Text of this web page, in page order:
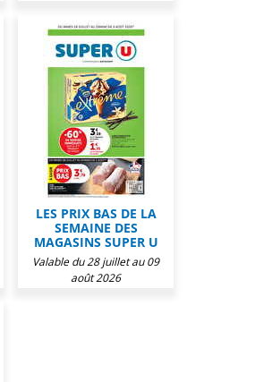
LES PRIX BAS DE LA
SEMAINE DES
MAGASINS SUPER U
Valable du 28 juillet au 09
août 2026